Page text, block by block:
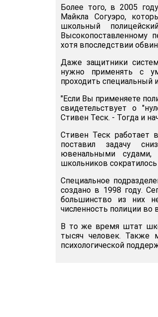
Более того, в 2005
Майкла Согуэро,
школьный
Высокопоставленному
хотя впоследствии
Даже защитники
нужно применять с
проходить специальный
"Если Вы применяете
свидетельствует о
Стивен Теск. - Тогда и
Стивен Теск
поставил задачу
ювенальными судами,
школьников сократилось
Специальное
создано в 1998 году.
большинство из них
численность полиции во
В то же время штат
тысяч человек. Также
психологической